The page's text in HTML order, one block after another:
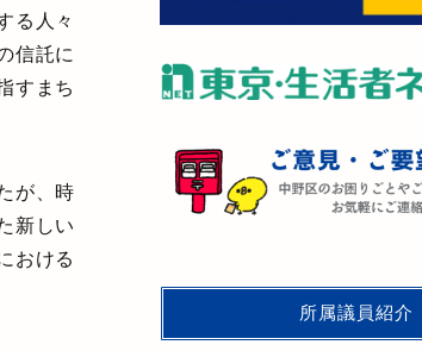
る人々
信託に
すまち
が、時
新しい
おける
所属議員紹介